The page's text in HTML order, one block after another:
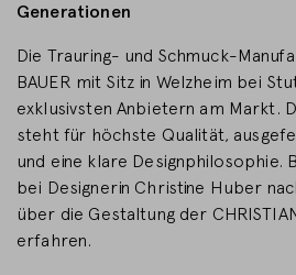
Generationen
Die Trauring- und Schmuck-
BAUER mit Sitz in Welzheim bei
exklusivsten Anbietern am Markt.
steht für höchste Qualität,
und eine klare Designphilosophie.
bei Designerin Christine Huber
über die Gestaltung der
erfahren.